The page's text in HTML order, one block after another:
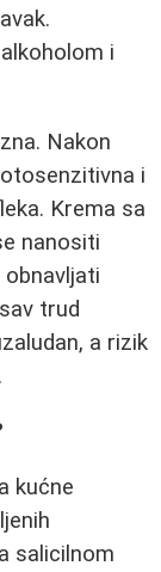
i
Nakon
i
Krema sa
nanositi
obnavljati
trud
a rizik
kućne
salicilnom